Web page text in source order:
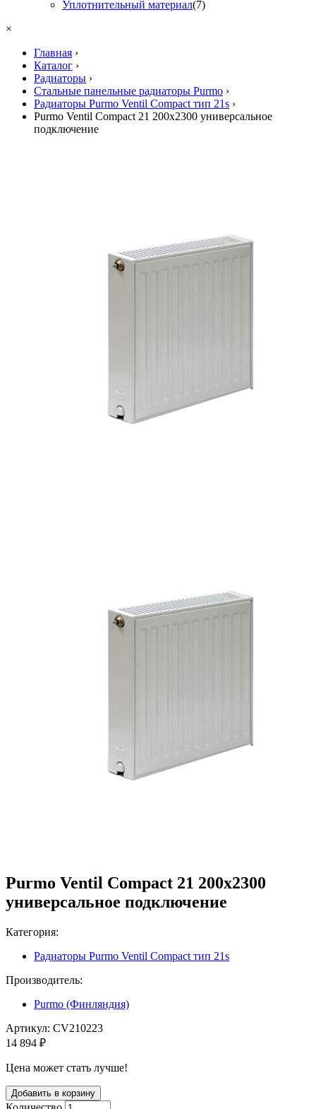
Уплотнительный материал(7)
×
Главная ›
Каталог ›
Радиаторы ›
Стальные панельные радиаторы Purmo ›
Радиаторы Purmo Ventil Compact тип 21s ›
Purmo Ventil Compact 21 200x2300 универсальное
подключение
Purmo Ventil Compact 21 200x2300
универсальное подключение
Категория:
Радиаторы Purmo Ventil Compact тип 21s
Производитель:
Purmo (Финляндия)
Артикул: CV210223
14 894 ₽
Цена может стать лучше!